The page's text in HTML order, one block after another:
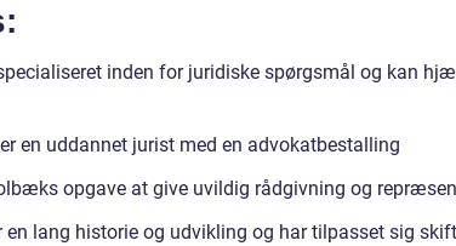
inden for juridiske spørgsmål og kan
en uddannet jurist med en advokatbestalling
opgave at give uvildig rådgivning og
lang historie og udvikling og har tilpasset sig